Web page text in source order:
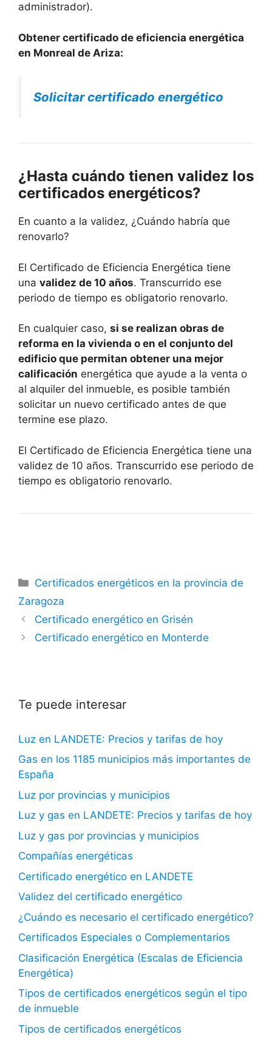
administrador).
Obtener certificado de eficiencia energética
en Monreal de Ariza:
Solicitar certificado energético
¿Hasta cuándo tienen validez los
certificados energéticos?
En cuanto a la validez, ¿Cuándo habría que
renovarlo?
El Certificado de Eficiencia Energética tiene
una validez de 10 años. Transcurrido ese
periodo de tiempo es obligatorio renovarlo.
En cualquier caso, si se realizan obras de
reforma en la vivienda o en el conjunto del
edificio que permitan obtener una mejor
calificación energética que ayude a la venta o
al alquiler del inmueble, es posible también
solicitar un nuevo certificado antes de que
termine ese plazo.
El Certificado de Eficiencia Energética tiene una
validez de 10 años. Transcurrido ese periodo de
tiempo es obligatorio renovarlo.
Categorías
Certificados energéticos en la provincia de
Zaragoza
Certificado energético en Grisén
Certificado energético en Monterde
Te puede interesar
Luz en LANDETE: Precios y tarifas de hoy
Gas en los 1185 municipios más importantes de
España
Luz por provincias y municipios
Luz y gas en LANDETE: Precios y tarifas de hoy
Luz y gas por provincias y municipios
Compañías energéticas
Certificado energético en LANDETE
Validez del certificado energético
¿Cuándo es necesario el certificado energético?
Certificados Especiales o Complementarios
Clasificación Energética (Escalas de Eficiencia
Energética)
Tipos de certificados energéticos según el tipo
de inmueble
Tipos de certificados energéticos